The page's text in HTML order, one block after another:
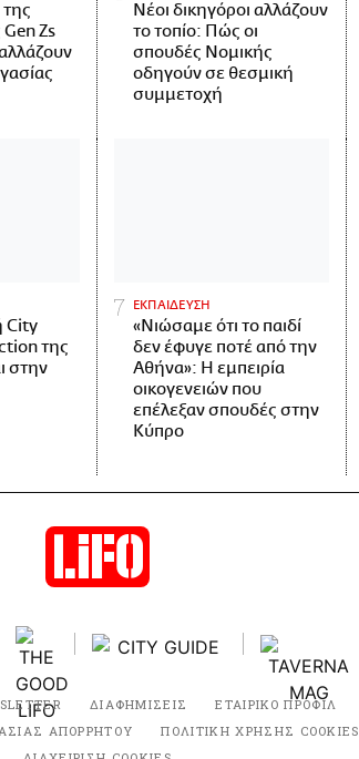
της
Zs
Νέοι δικηγόροι αλλάζουν
το τοπίο: Πώς οι
σπουδές Νομικής
οδηγούν σε θεσμική
συμμετοχή
City
της
στην
ΕΚΠΑΙΔΕΥΣΗ
«Νιώσαμε ότι το παιδί
δεν έφυγε ποτέ από την
Αθήνα»: Η εμπειρία
οικογενειών που
επέλεξαν σπουδές στην
Κύπρο
ΔΙΑΦΗΜΙΣΕΙΣ ΕΤΑΙΡΙΚΟ ΠΡΟΦΙΛ
ΑΠΟΡΡΗΤΟΥ
ΠΟΛΙΤΙΚΗ ΧΡΗΣΗΣ COOKIES